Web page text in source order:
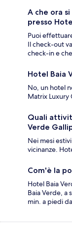
A che ora
presso
Puoi
Il check-out
check-in e
Hotel Baia
No, un hotel
Matrix Luxury
Quali
Verde
Nei mesi
vicinanze.
Com'è la
Hotel Baia
Baia Verde, a
min. a piedi